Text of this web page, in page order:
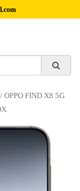
/ OPPO FIND X8 5G